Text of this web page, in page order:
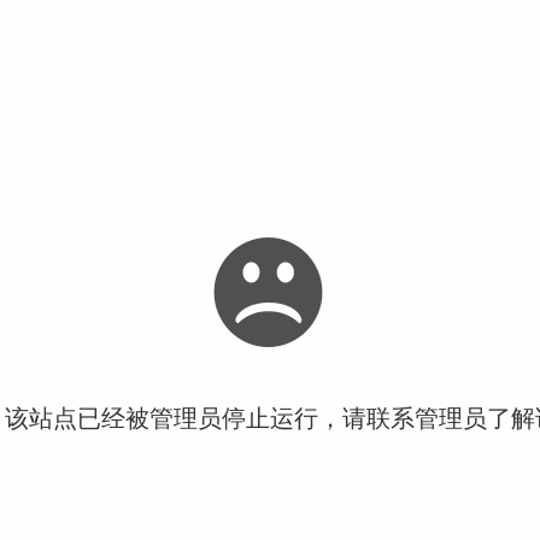
站点已经被管理员停止运行，请联系管理员了